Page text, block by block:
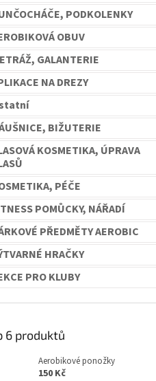
PODKOLENKY
OBUV
GALANTERIE
NA DREZY
BIŽUTERIE
KOSMETIKA, ÚPRAVA
PÉČE
POMŮCKY, NÁŘADÍ
PŘEDMĚTY AEROBIC
HRAČKY
PRO KLUBY
6 produktů
Aerobikové ponožky
150 Kč